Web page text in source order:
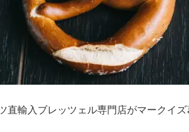
直輸入ブレッツェル専門店がマークイズ